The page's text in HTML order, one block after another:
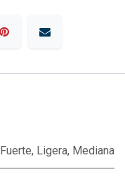
Fuerte, Ligera, Mediana